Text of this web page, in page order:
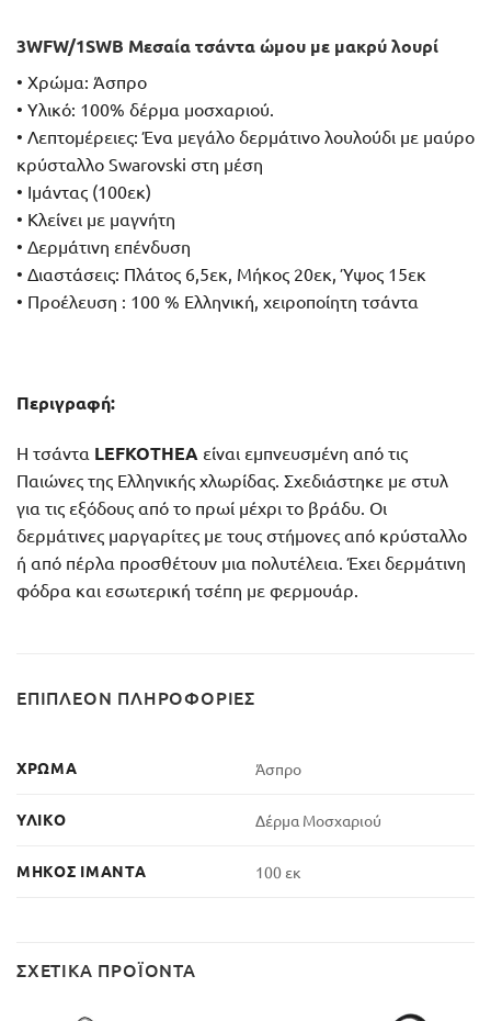
3WFW/1SWB Μεσαία τσάντα ώμου με μακρύ λουρί
• Χρώμα: Άσπρο
• Υλικό: 100% δέρμα μοσχαριού.
• Λεπτομέρειες: Ένα μεγάλο δερμάτινο λουλούδι με μαύρο
κρύσταλλο Swarovski στη μέση
• Ιμάντας (100εκ)
• Κλείνει με μαγνήτη
• Δερμάτινη επένδυση
• Διαστάσεις: Πλάτος 6,5εκ, Μήκος 20εκ, Ύψος 15εκ
• Προέλευση : 100 % Ελληνική, χειροποίητη τσάντα
Περιγραφή:
Η τσάντα LEFKOTHEA είναι εμπνευσμένη από τις
Παιώνες της Ελληνικής χλωρίδας. Σχεδιάστηκε με στυλ
για τις εξόδους από το πρωί μέχρι το βράδυ. Οι
δερμάτινες μαργαρίτες με τους στήμονες από κρύσταλλο
ή από πέρλα προσθέτουν μια πολυτέλεια. Έχει δερμάτινη
φόδρα και εσωτερική τσέπη με φερμουάρ.
ΕΠΙΠΛΈΟΝ ΠΛΗΡΟΦΟΡΊΕΣ
ΧΡΏΜΑ Άσπρο
ΥΛΙΚΌ Δέρμα Μοσχαριού
ΜΉΚΟΣ ΙΜΆΝΤΑ 100 εκ
ΣΧΕΤΙΚΆ ΠΡΟΪΌΝΤΑ